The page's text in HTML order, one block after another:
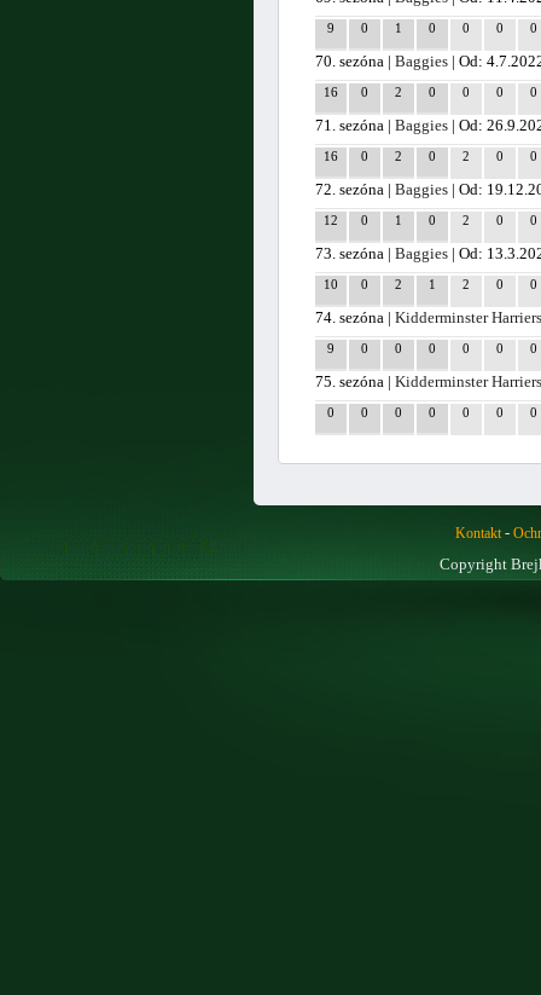
9 0 1 0 0 0 0
70. sezóna |Baggies | Od:
16 0 2 0 0 0 0
71. sezóna |Baggies | Od:
16 0 2 0 2 0 0
72. sezóna |Baggies | Od:
12 0 1 0 2 0 0
73. sezóna |Baggies | Od:
10 0 2 1 2 0 0
74. sezóna |Kidderminster
9 0 0 0 0 0 0
75. sezóna |Kidderminster
0 0 0 0 0 0 0
Kontakt-
Copyright